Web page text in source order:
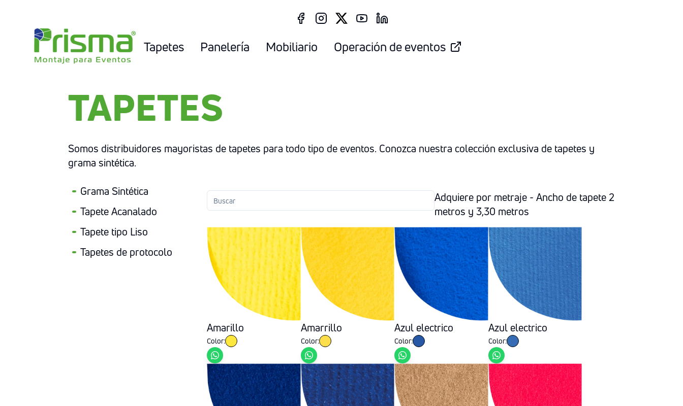
Tapetes Panelería Mobiliario Operación de eventos
TAPETES
Somos distribuidores mayoristas de tapetes para todo tipo de eventos. Conozca nuestra colección exclusiva de tapetes y
grama sintética.
Grama Sintética
Tapete Acanalado
Tapete tipo Liso
Tapetes de protocolo
Adquiere por metraje - Ancho de tapete 2
metros y 3,30 metros
Amarillo
Color:
Amarrillo
Color:
Azul electrico
Color:
Azul electrico
Color: